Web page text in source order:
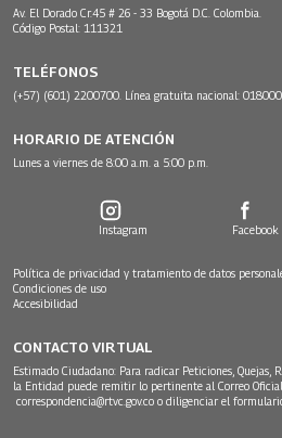
Av. El Dorado Cr.45 # 26 - 33 Bogotá D.C. Colombia.
Código Postal: 111321
TELÉFONOS
(+57) (601) 2200700. Línea gratuita nacional:
HORARIO DE ATENCIÓN
Lunes a viernes de 8:00 a.m. a 5:00 p.m.
Instagram Facebook
Política de privacidad y tratamiento de datos
Condiciones de uso
Accesibilidad
CONTACTO VIRTUAL
Estimado Ciudadano: Para radicar Peticiones, Quejas,
la Entidad puede remitir lo pertinente al Correo
correspondencia@rtvc.gov.co o diligenciar el